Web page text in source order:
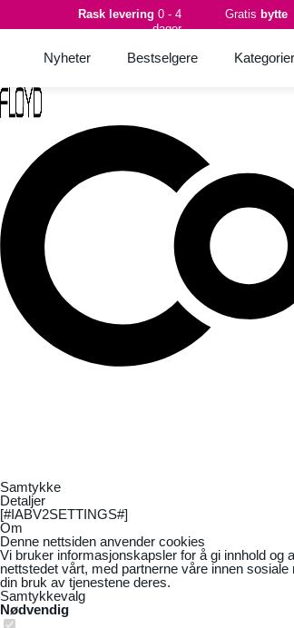
Samtykke
Detaljer
[#IABV2SETTINGS#]
Om
Denne nettsiden anvender cookies
Vi bruker informasjonskapsler for å gi innhold og
nettstedet vårt, med partnerne våre innen
din bruk av tjenestene deres.
Samtykkevalg
Nødvendig
Rask levering 0 - 4
dager
Gratis bytte
Nyheter Bestselgere Kategorier